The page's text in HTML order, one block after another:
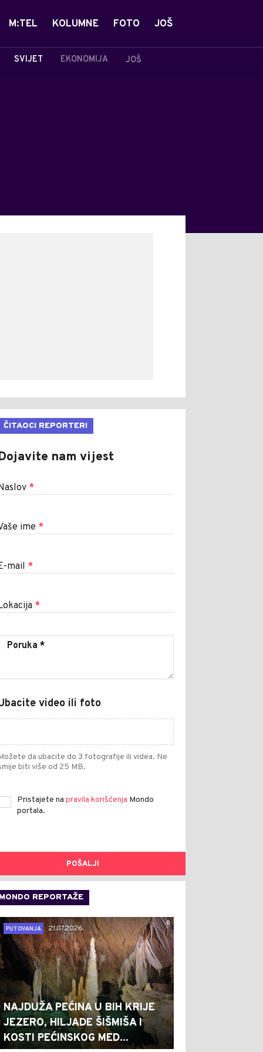
SVIJET EKONOMIJA JOŠ
M:TEL KOLUMNE FOTO JOŠ
ČITAOCI REPORTERI
nam vijest
*
ime *
mail *
*
video ili foto
da ubacite do 3 fotografije ili videa. Ne
biti više od 25 MB.
Pristajete na pravila korišćenja Mondo
portala.
POŠALJI
MONDO REPORTAŽE
0
PUTOVANJA
21.07.2026.
NAJDUŽA PEĆINA U BIH KRIJE
JEZERO, HILJADE ŠIŠMIŠA I
KOSTI PEĆINSKOG MED...